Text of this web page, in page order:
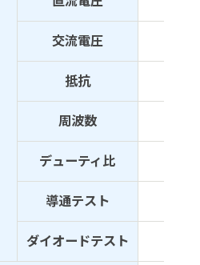
交流電圧
抵抗
周波数
デューティ比
導通テスト
ダイオードテスト